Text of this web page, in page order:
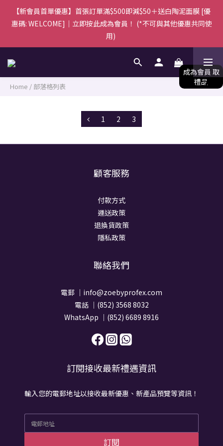
由於訂單量較多，所有訂單將於下單後5-7個工作天內安排送達，
感謝您的體諒與支持。
【新會員首單優惠】首張訂單滿$500即減$50＋送白陶泥面膜 [優
惠碼: WELCOME]｜立即按此成為會員！ (*不可與其他優惠共同使
用)
由於訂單量較多，所有訂單將於下單後5-7個工作天內安排送達，
感謝您的體諒與支持。
Home / 部落格列表
1 2 3
顧客服務
付款方式
運送政策
退換貨政策
隱私政策
聯絡我們
電郵 ｜info@zoebyprofex.com
電話 ｜(852) 3568 8032
WhatsApp ｜(852) 6689 8916
訂閱接收最新禮遇資訊
輸入您的電郵地址以接收最新優惠、新產品預覽等資訊！
訂閱